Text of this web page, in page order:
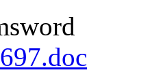
697.doc